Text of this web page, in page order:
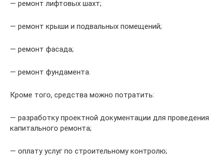
— ремонт лифтовых шахт;
— ремонт крыши и подвальных помещений;
— ремонт фасада;
— ремонт фундамента.
Кроме того, средства можно потратить:
— разработку проектной документации для проведения
капитального ремонта;
— оплату услуг по строительному контролю;